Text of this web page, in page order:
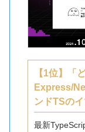
【1位】「
Express/
ンドTSのイ
最新